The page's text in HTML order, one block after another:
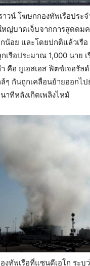
วน์ โฆษกกองทัพเรือประ
หญ่บาดเจ็บจากการสูดดม
น้อย และโดยปกติแล้วเรือ
เรือประมาณ 1,000 นาย
คือ ยูเอสเอส ฟิตซ์เจอรัล
ๆ กันถูกเคลื่อนย้ายออกไป
าทีหลังเกิดเพลิงไหม้
งทัพเรือที่แซนดีเอโก ระบุ